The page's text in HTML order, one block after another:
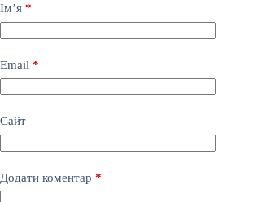
Ім’я *
Email *
Сайт
Додати коментар *